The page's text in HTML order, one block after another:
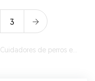
3
Cuidadores de perros en San Cristóbal de la Cuesta